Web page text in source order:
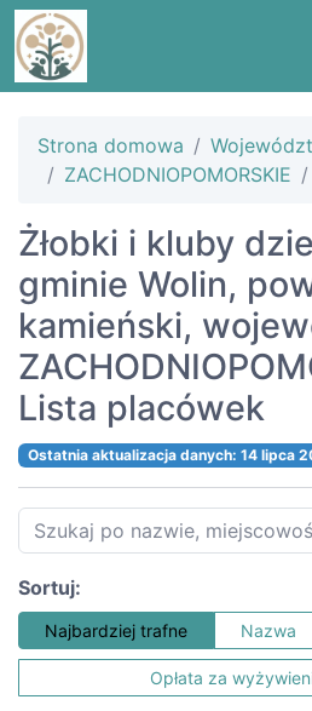
Strona domowa
ZACHODNIOPOMORSKIE
Żłobki i kluby
gminie Wolin,
kamieński,
Lista placówek
Ostatnia aktualizacja danych: 14 lipca
Sortuj:
Najbardziej trafne Nazwa
Opłata za